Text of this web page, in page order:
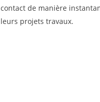
contact de manière
leurs projets travaux.